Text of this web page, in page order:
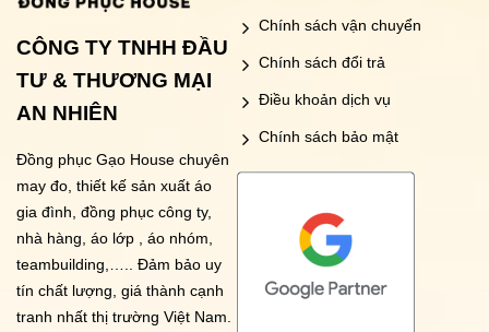
CÔNG TY TNHH ĐẦU
TƯ & THƯƠNG MẠI
AN NHIÊN
Đồng phục Gạo House chuyên
may đo, thiết kế sản xuất áo
gia đình, đồng phục công ty,
nhà hàng, áo lớp , áo nhóm,
teambuilding,….. Đảm bảo uy
tín chất lượng, giá thành cạnh
tranh nhất thị trường Việt Nam.
Chính sách vận chuyển
Chính sách đổi trả
Điều khoản dịch vụ
Chính sách bảo mật